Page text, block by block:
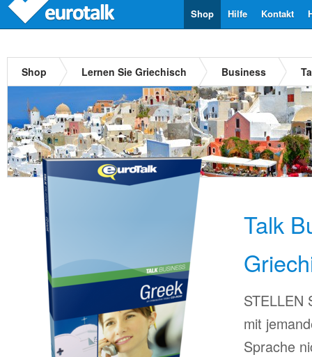
Kontakt
Hilfe
Shop
Shop Lernen Sie Griechisch Business
Talk
STELLEN
mit
Sprache